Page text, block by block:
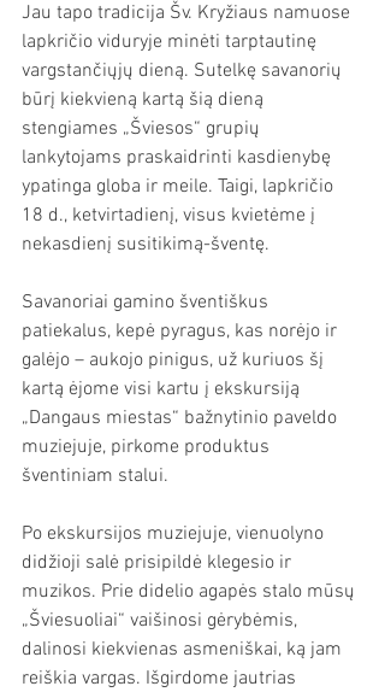
Jau tapo tradicija Šv. Kryžiaus namuose
lapkričio viduryje minėti tarptautinę
vargstančiųjų dieną. Sutelkę savanorių
būrį kiekvieną kartą šią dieną
stengiames „Šviesos“ grupių
lankytojams praskaidrinti kasdienybę
ypatinga globa ir meile. Taigi, lapkričio
18 d., ketvirtadienį, visus kvietėme į
nekasdienį susitikimą-šventę.
Savanoriai gamino šventiškus
patiekalus, kepė pyragus, kas norėjo ir
galėjo – aukojo pinigus, už kuriuos šį
kartą ėjome visi kartu į ekskursiją
„Dangaus miestas“ bažnytinio paveldo
muziejuje, pirkome produktus
šventiniam stalui.
Po ekskursijos muziejuje, vienuolyno
didžioji salė prisipildė klegesio ir
muzikos. Prie didelio agapės stalo mūsų
„Šviesuoliai“ vaišinosi gėrybėmis,
dalinosi kiekvienas asmeniškai, ką jam
reiškia vargas. Išgirdome jautrias